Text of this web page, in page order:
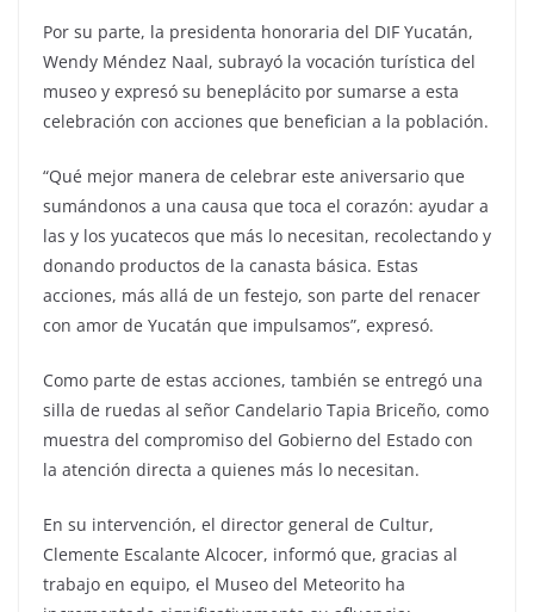
Por su parte, la presidenta honoraria del DIF Yucatán,
Wendy Méndez Naal, subrayó la vocación turística del
museo y expresó su beneplácito por sumarse a esta
celebración con acciones que benefician a la población.
“Qué mejor manera de celebrar este aniversario que
sumándonos a una causa que toca el corazón: ayudar a
las y los yucatecos que más lo necesitan, recolectando y
donando productos de la canasta básica. Estas
acciones, más allá de un festejo, son parte del renacer
con amor de Yucatán que impulsamos”, expresó.
Como parte de estas acciones, también se entregó una
silla de ruedas al señor Candelario Tapia Briceño, como
muestra del compromiso del Gobierno del Estado con
la atención directa a quienes más lo necesitan.
En su intervención, el director general de Cultur,
Clemente Escalante Alcocer, informó que, gracias al
trabajo en equipo, el Museo del Meteorito ha